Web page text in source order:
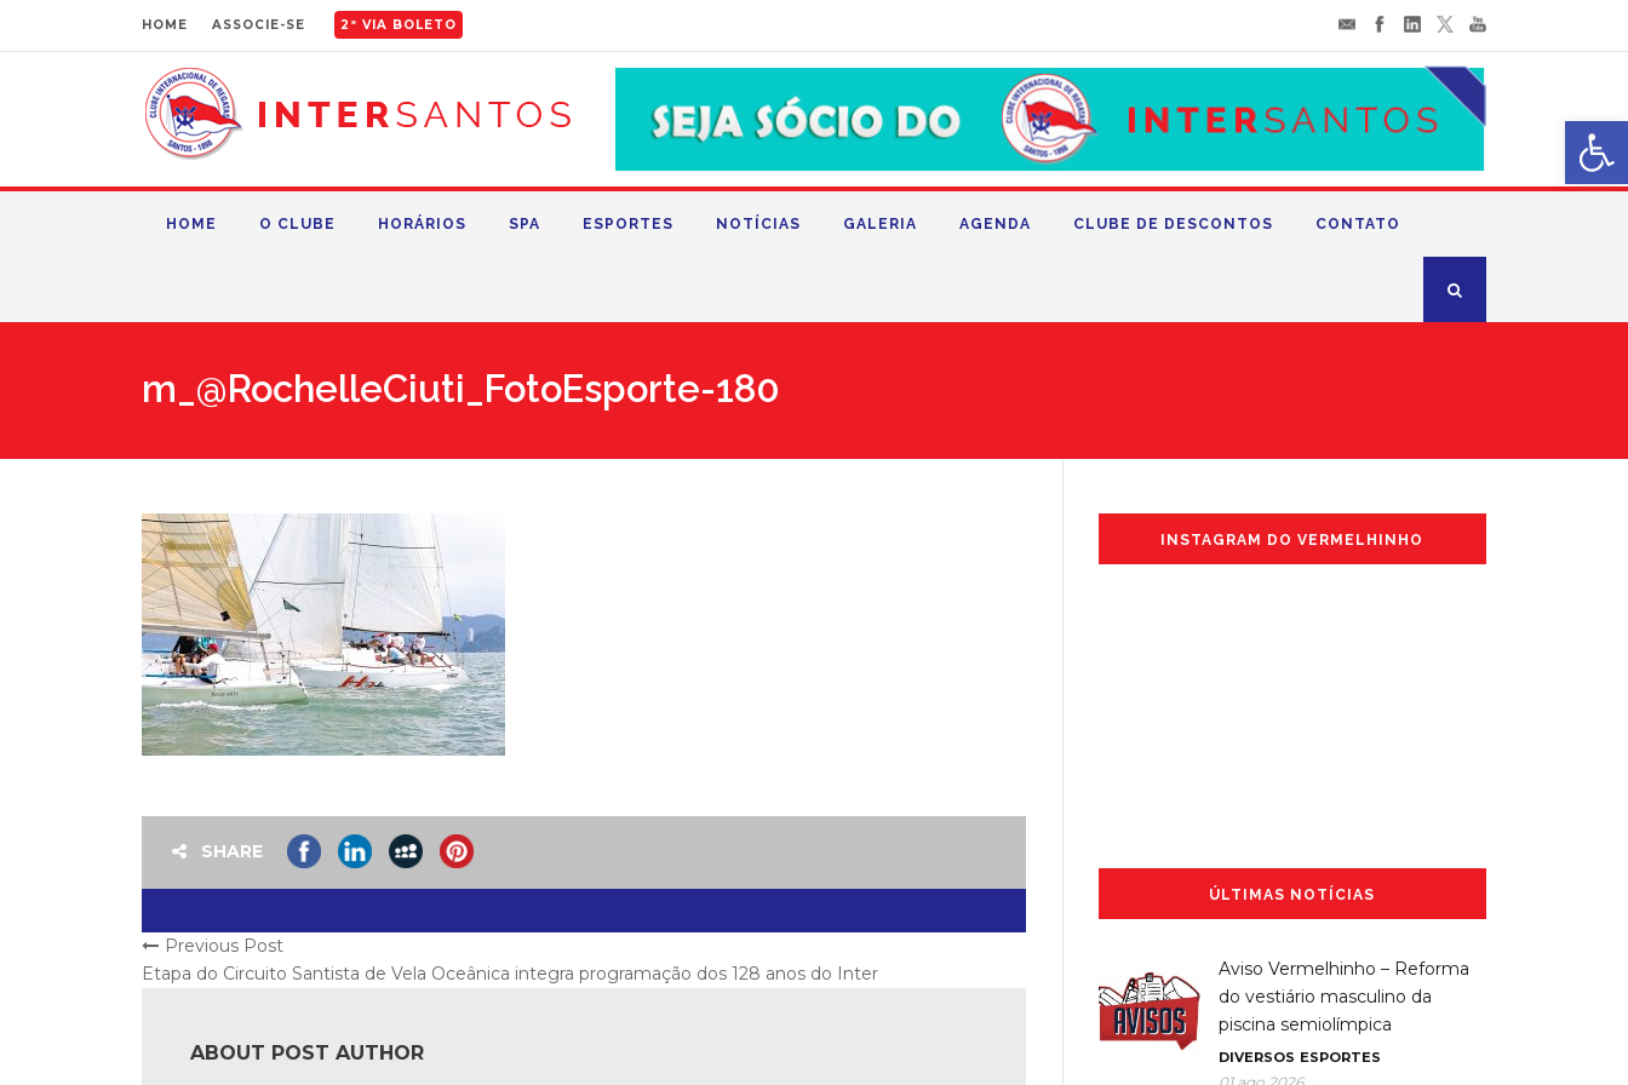
HOME ASSOCIE-SE 2ª VIA BOLETO
HOME O CLUBE HORÁRIOS SPA ESPORTES NOTÍCIAS GALERIA AGENDA CLUBE DE DESCONTOS CONTATO
m_@RochelleCiuti_FotoEsporte-180
SHARE
Previous Post
Etapa do Circuito Santista de Vela Oceânica integra programação dos 128 anos do Inter
ABOUT POST AUTHOR
INSTAGRAM DO VERMELHINHO
ÚLTIMAS NOTÍCIAS
Aviso Vermelhinho – Reforma
do vestiário masculino da
piscina semiolímpica
DIVERSOS ESPORTES
Abrir